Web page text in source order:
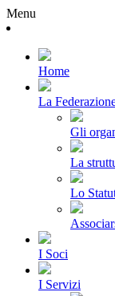
Menu
Home
La
Gli
La
Lo
I Soci
I Servizi